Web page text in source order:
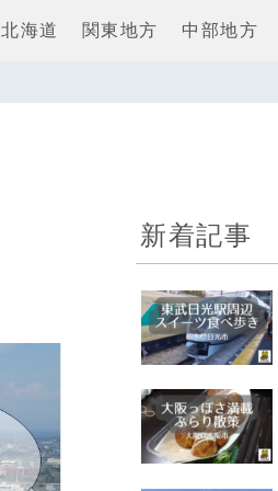
北海道 関東地方 中部地方
新着記事